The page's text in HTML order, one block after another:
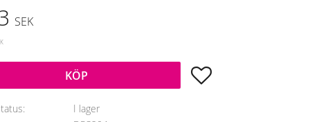
pris:
SEK
pris:
KÖP Lägg till i favoriter
I lager